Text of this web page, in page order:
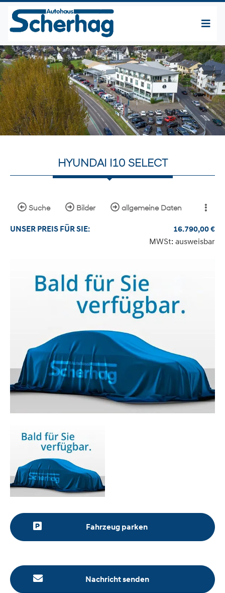
HYUNDAI I10 SELECT
Suche Bilder allgemeine Daten
UNSER PREIS FÜR SIE: 16.790,00€
MWSt: ausweisbar
Fahrzeug parken
Nachricht senden